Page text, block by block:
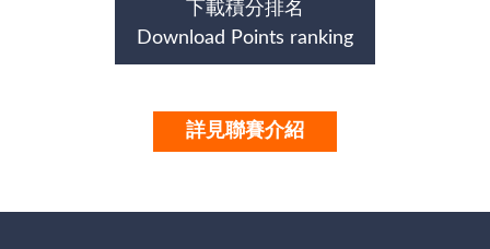
下載積分排名
Download Points ranking
詳見聯賽介紹